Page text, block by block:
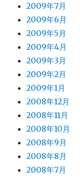
2009年7月
2009年6月
2009年5月
2009年4月
2009年3月
2009年2月
2009年1月
2008年12月
2008年11月
2008年10月
2008年9月
2008年8月
2008年7月